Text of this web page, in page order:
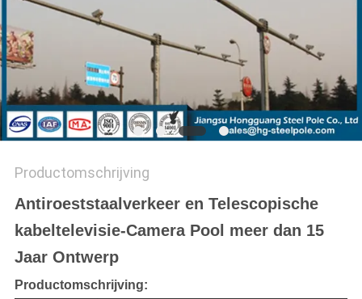
Productomschrijving
Antiroeststaalverkeer en Telescopische
kabeltelevisie-Camera Pool meer dan 15
Jaar Ontwerp
Productomschrijving: